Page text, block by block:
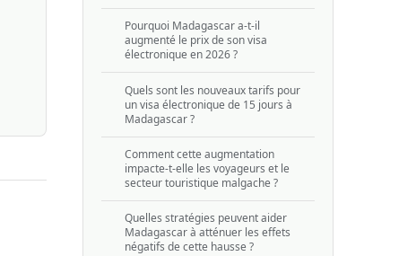
Pourquoi Madagascar a-t-il
augmenté le prix de son visa
électronique en 2026 ?
Quels sont les nouveaux tarifs pour
un visa électronique de 15 jours à
Madagascar ?
Comment cette augmentation
impacte-t-elle les voyageurs et le
secteur touristique malgache ?
Quelles stratégies peuvent aider
Madagascar à atténuer les effets
négatifs de cette hausse ?